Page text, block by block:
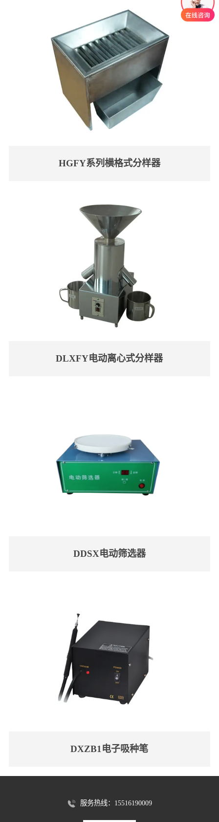
HGFY系列横格式分样器
DLXFY电动离心式分样器
DDSX电动筛选器
DXZB1电子吸种笔
服务热线：15516190009